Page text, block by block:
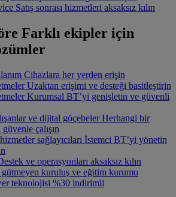
Satış sonrası hizmetleri aksaksız kılın
Farklı ekipler için
Cihazlara her yerden erişin
Uzaktan erişimi ve desteği basitleştirin
Kurumsal BT’yi genişletin ve güvenli
ve dijital göçebeler Herhangi bir
çalışın
sağlayıcıları İstemci BT’yi yönetin
ve operasyonları aksaksız kılın
gütmeyen kuruluş ve eğitim kurumu
teknolojisi %30 indirimli